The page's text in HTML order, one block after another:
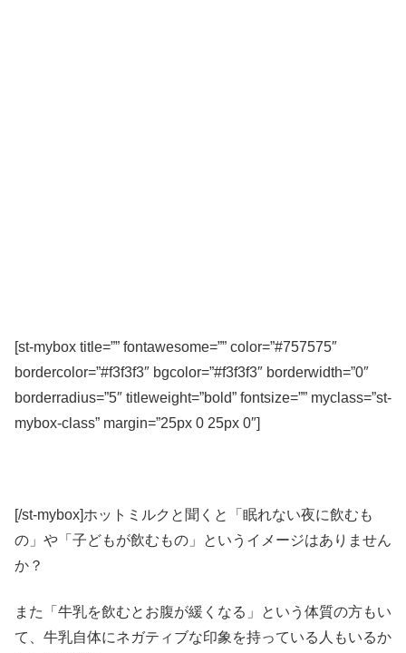
[st-mybox title=”” fontawesome=”” color=”#757575″
bordercolor=”#f3f3f3″ bgcolor=”#f3f3f3″ borderwidth=”0″
borderradius=”5″ titleweight=”bold” fontsize=”” myclass=”st-
mybox-class” margin=”25px 0 25px 0″]
[/st-mybox]ホットミルクと聞くと「眠れない夜に飲むも
の」や「子どもが飲むもの」というイメージはありません
か？
また「牛乳を飲むとお腹が緩くなる」という体質の方もい
て、牛乳自体にネガティブな印象を持っている人もいるか